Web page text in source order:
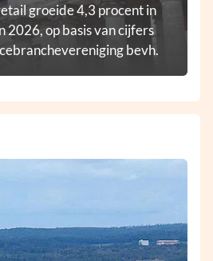
groeide 4,3 procent in
2026, op basis van cijfers
bevh.